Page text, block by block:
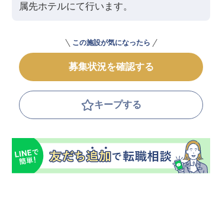
属先ホテルにて行います。
この施設が気になったら
募集状況を確認する
キープする